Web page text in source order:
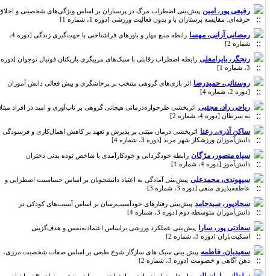
رفیعی پور، امین پیش‌بینی اضطراب مرگ در پرستاران بر اساس ویژگی‌های شخصیتی و اخلاق
حرفه‌ای: مقایسه پرستاران با و بدون فعالیت ورزشی [دوره 1، شماره 1]
رمضانی آرانی، مهسا
رابطه منبع مهار و باورهای فراشناختی با جهت­‌گیری زندگی [دوره 4،
شماره 2]
رنجگر، بایرامعلی رابطه اضطراب رقابتی با سبک‌های مربیگری بازیکنان فوتبال نوجوان [دوره
3، شماره 1]
روستائی، حمیدرضا اثر بازی‌های گروهی منتخب بر پرخاشگری و بیش فعالی دانش آموزان
[دوره 2، شماره 4]
ریاحی راد، مجتبی اثربخشی طرحواره‌درمانی هیجانی گروهی بر تاب‌آوری و امید در افراد مبتلا
به سرطان [دوره 4، شماره 2]
ساکن آذری، رعنا اثربخشی درمان مبتنی بر پذیرش و تعهد بر کاهش اهمال‌کاری و فرسودگی
دانش‌آموزان ورزشکار شهر مرند [دوره 3، شماره 4]
سپاه منصور، مژگان رابطه خودگردانی و خودکارآمدی با شاخص توده بدنی دختران
دانش‌آموز [دوره 4، شماره 1]
سپهوندی، محمدعلی پیش­‌بینی آمادگی به اعتیاد دانشجویان بر اساس حساسیت اضطرابی و
عاطفه‌پذیری منفی [دوره 3، شماره 3]
سجادپور، سیدحامد پیش‌بینی رفتارهای خودآسیب‌رسان بر اساس آسیب‌های کودکی در
دانش‌آموزان متوسطه دوم [دوره 3، شماره 4]
سعادتی پور، سارا پیش‌بینی عملکرد ورزشی براساس اعتمادبه‌نفس و هدف‌گزینی
اسکیت‌بازان [دوره 3، شماره 2]
سعیدیان، فاطمه پیش بینی سبک های سازگار شوخ طبعی بر اساس صفات شخصیت مرزی،
ذهن آگاهی و خصومت [دوره 3، شماره 2]